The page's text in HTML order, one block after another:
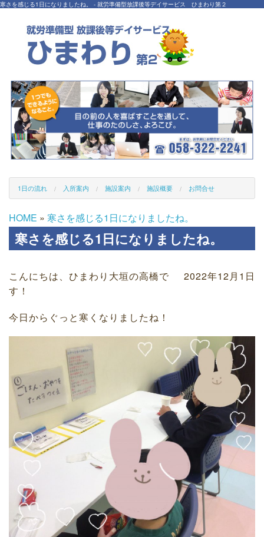
寒さを感じる1日になりましたね。 - 就労準備型放課後等デイサービス ひまわり第２
1日の流れ 入所案内 施設案内 施設概要 お問合せ
HOME » 寒さを感じる1日になりましたね。
寒さを感じる1日になりましたね。
2022年12月1日
こんにちは、ひまわり大垣の高橋で
す！
今日からぐっと寒くなりましたね！